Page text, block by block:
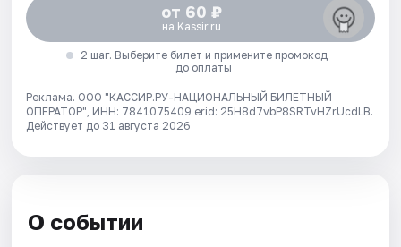
от 60 ₽
на Kassir.ru
2 шаг. Выберите билет и примените промокод
до оплаты
Реклама. ООО "КАССИР.РУ-НАЦИОНАЛЬНЫЙ БИЛЕТНЫЙ
ОПЕРАТОР", ИНН: 7841075409 erid: 25H8d7vbP8SRTvHZrUcdLB.
Действует до 31 августа 2026
О событии